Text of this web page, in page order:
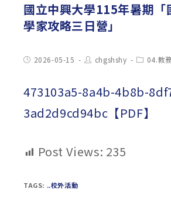
國立中興大學115年暑期「
學家攻略三日營」
Post2026-05-15
Post
author:
chgshshy
Post04.教
473103a5-8a4b-4b8b-
3ad2d9cd94bc【PDF】
Post Views: 235
TAGS: ..校外活動